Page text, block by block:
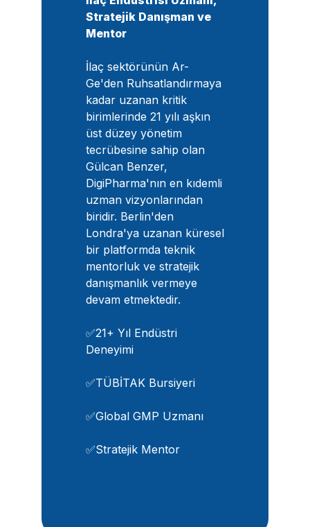
Stratejik Danışman ve
Mentor
İlaç sektörünün Ar-
Ge'den Ruhsatlandırmaya
kadar uzanan kritik
birimlerinde 21 yılı aşkın
üst düzey yönetim
tecrübesine sahip olan
Gülcan Benzer,
DigiPharma'nın en kıdemli
uzman vizyonlarından
biridir. Berlin'den
Londra'ya uzanan küresel
bir platformda teknik
mentorluk ve stratejik
danışmanlık vermeye
devam etmektedir.
✅21+ Yıl Endüstri
Deneyimi
✅TÜBİTAK Bursiyeri
✅Global GMP Uzmanı
✅Stratejik Mentor